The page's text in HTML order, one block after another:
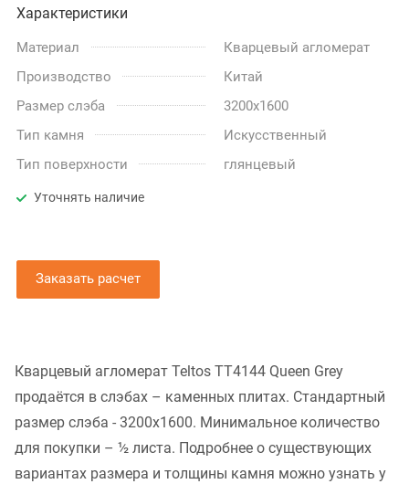
Характеристики
Материал
Кварцевый агломерат
Производство
Китай
Размер слэба
3200x1600
Тип камня
Искусственный
Тип поверхности
глянцевый
Уточнять наличие
Заказать расчет
Кварцевый агломерат Teltos TT4144 Queen Grey
продаётся в слэбах – каменных плитах. Стандартный
размер слэба - 3200x1600. Минимальное количество
для покупки – ½ листа. Подробнее о существующих
вариантах размера и толщины камня можно узнать у